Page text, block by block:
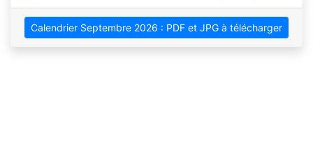
Calendrier Septembre 2026 : PDF et JPG à télécharger